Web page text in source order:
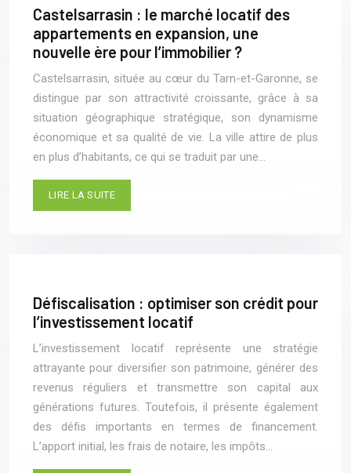
Castelsarrasin : le marché locatif des
appartements en expansion, une
nouvelle ère pour l’immobilier ?
Castelsarrasin, située au cœur du Tarn-et-Garonne, se
distingue par son attractivité croissante, grâce à sa
situation géographique stratégique, son dynamisme
économique et sa qualité de vie. La ville attire de plus
en plus d’habitants, ce qui se traduit par une…
LIRE LA SUITE
Défiscalisation : optimiser son crédit pour
l’investissement locatif
L’investissement locatif représente une stratégie
attrayante pour diversifier son patrimoine, générer des
revenus réguliers et transmettre son capital aux
générations futures. Toutefois, il présente également
des défis importants en termes de financement.
L’apport initial, les frais de notaire, les impôts…